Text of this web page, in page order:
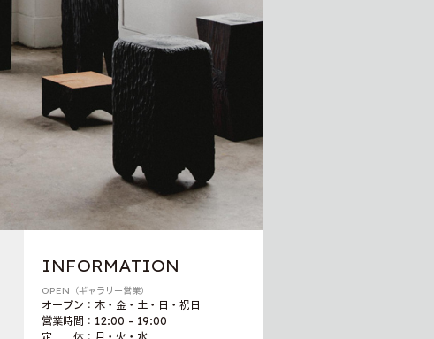
INFORMATION
OPEN（ギャラリー営業）
オープン：木・金・土・日・祝日
営業時間：12:00 - 19:00
定 休：月・火・水